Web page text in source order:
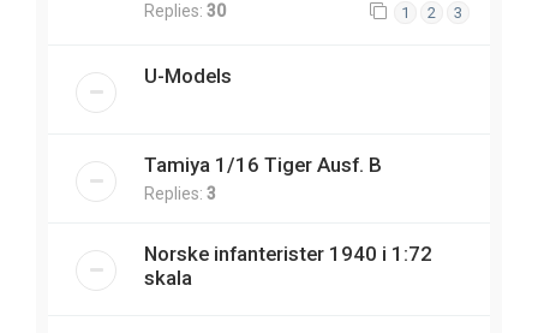
Replies: 30 1 2 3
U-Models
Tamiya 1/16 Tiger Ausf. B
Replies: 3
Norske infanterister 1940 i 1:72
skala